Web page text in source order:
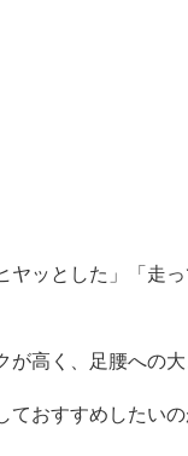
ッとした」「走
高く、足腰への大
ておすすめしたい